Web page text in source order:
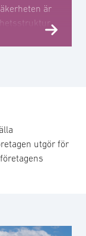
är
hot, risker
utgör för